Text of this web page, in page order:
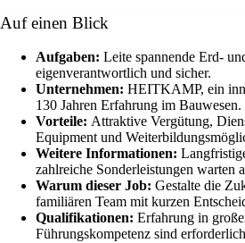
Auf einen Blick
Aufgaben: Leite spannende Erd-
eigenverantwortlich und sicher.
Unternehmen: HEITKAMP, ein
130 Jahren Erfahrung im Bauwesen.
Vorteile: Attraktive Vergütung,
Equipment und
Weitere Informationen:
zahlreiche Sonderleistungen warten
Warum dieser Job: Gestalte die
familiären Team mit kurzen
Qualifikationen: Erfahrung in
Führungskompetenz sind